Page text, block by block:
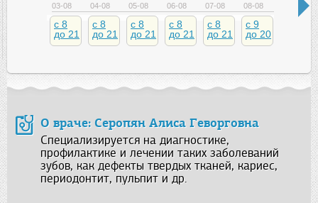
03-08
c 8
до 21
04-08
c 8
до 21
05-08
c 8
до 21
06-08
c 8
до 21
07-08
c 8
до 21
08-08
c 9
до 20
О враче: Серопян Алиса Геворговна
Специализируется на диагностике,
профилактике и лечении таких заболеваний
зубов, как дефекты твердых тканей, кариес,
периодонтит, пульпит и др.